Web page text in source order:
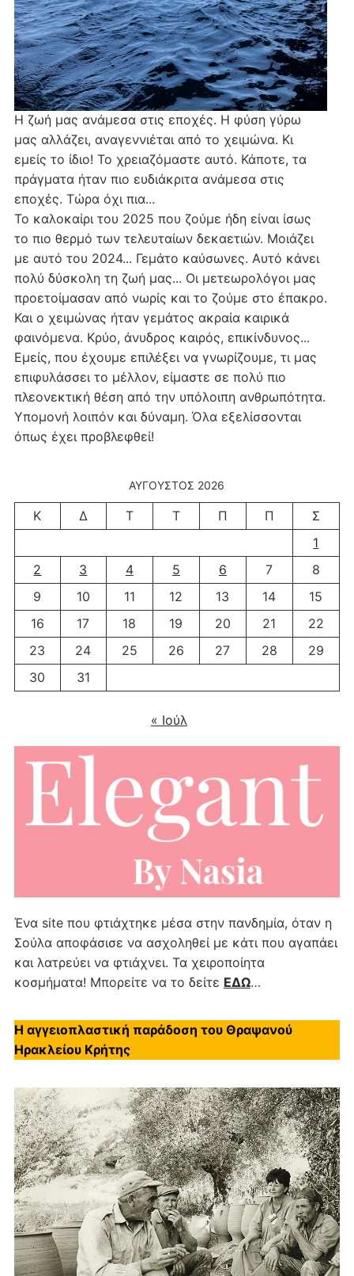
Η ζωή μας ανάμεσα στις εποχές. Η φύση γύρω
μας αλλάζει, αναγεννιέται από το χειμώνα. Κι
εμείς το ίδιο! Το χρειαζόμαστε αυτό. Κάποτε, τα
πράγματα ήταν πιο ευδιάκριτα ανάμεσα στις
εποχές. Τώρα όχι πια...
Το καλοκαίρι του 2025 που ζούμε ήδη είναι ίσως
το πιο θερμό των τελευταίων δεκαετιών. Μοιάζει
με αυτό του 2024... Γεμάτο καύσωνες. Αυτό κάνει
πολύ δύσκολη τη ζωή μας... Οι μετεωρολόγοι μας
προετοίμασαν από νωρίς και το ζούμε στο έπακρο.
Και ο χειμώνας ήταν γεμάτος ακραία καιρικά
φαινόμενα. Κρύο, άνυδρος καιρός, επικίνδυνος...
Εμείς, που έχουμε επιλέξει να γνωρίζουμε, τι μας
επιφυλάσσει το μέλλον, είμαστε σε πολύ πιο
πλεονεκτική θέση από την υπόλοιπη ανθρωπότητα.
Υπομονή λοιπόν και δύναμη. Όλα εξελίσσονται
όπως έχει προβλεφθεί!
ΑΎΓΟΥΣΤΟΣ 2026
Κ Δ Τ Τ Π Π
Σ
1
2
3 4 5 6 7
8
9
10 11 12 13 14
15
16
17 18 19 20 21
22
23
24 25 26 27 28
29
30
31
« Ιούλ
Ένα site που φτιάχτηκε μέσα στην πανδημία, όταν η
Σούλα αποφάσισε να ασχοληθεί με κάτι που αγαπάει
και λατρεύει να φτιάχνει. Τα χειροποίητα
κοσμήματα! Μπορείτε να το δείτε ΕΔΩ…
Η αγγειοπλαστική παράδοση του Θραψανού
Ηρακλείου Κρήτης